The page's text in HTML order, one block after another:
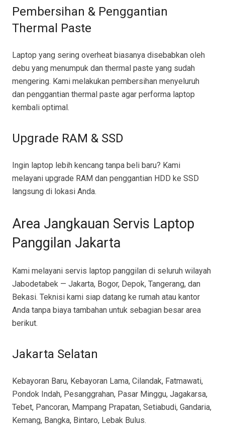
Pembersihan & Penggantian
Thermal Paste
Laptop yang sering overheat biasanya disebabkan oleh
debu yang menumpuk dan thermal paste yang sudah
mengering. Kami melakukan pembersihan menyeluruh
dan penggantian thermal paste agar performa laptop
kembali optimal.
Upgrade RAM & SSD
Ingin laptop lebih kencang tanpa beli baru? Kami
melayani upgrade RAM dan penggantian HDD ke SSD
langsung di lokasi Anda.
Area Jangkauan Servis Laptop
Panggilan Jakarta
Kami melayani servis laptop panggilan di seluruh wilayah
Jabodetabek — Jakarta, Bogor, Depok, Tangerang, dan
Bekasi. Teknisi kami siap datang ke rumah atau kantor
Anda tanpa biaya tambahan untuk sebagian besar area
berikut.
Jakarta Selatan
Kebayoran Baru, Kebayoran Lama, Cilandak, Fatmawati,
Pondok Indah, Pesanggrahan, Pasar Minggu, Jagakarsa,
Tebet, Pancoran, Mampang Prapatan, Setiabudi, Gandaria,
Kemang, Bangka, Bintaro, Lebak Bulus.